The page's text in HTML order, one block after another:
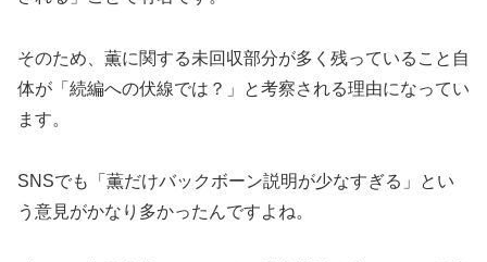
そのため、薫に関する未回収部分が多く残っていること自
体が「続編への伏線では？」と考察される理由になってい
ます。
SNSでも「薫だけバックボーン説明が少なすぎる」とい
う意見がかなり多かったんですよね。